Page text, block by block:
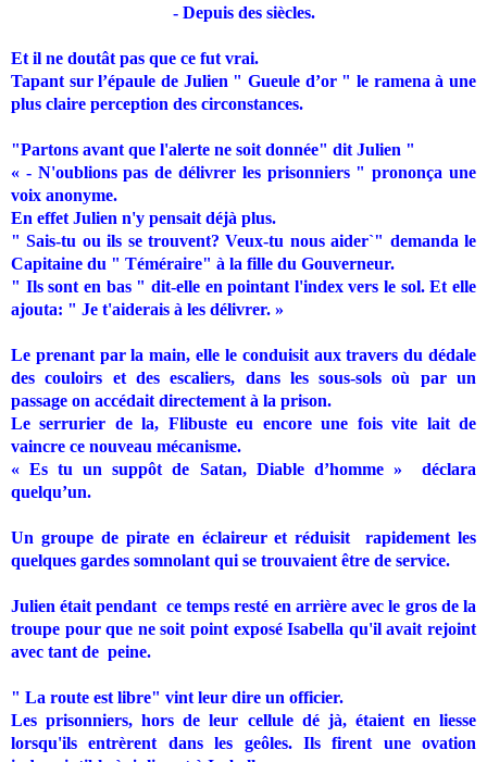
- Depuis des siècles.
Et il ne doutât pas que ce fut vrai.
Tapant sur l’épaule de Julien " Gueule d’or " le ramena à une
plus claire perception des circonstances.
"Partons avant que l'alerte ne soit donnée" dit Julien "
« - N'oublions pas de délivrer les prisonniers " prononça une
voix anonyme.
En effet Julien n'y pensait déjà plus.
" Sais-tu ou ils se trouvent? Veux-tu nous aider`" demanda le
Capitaine du " Téméraire" à la fille du Gouverneur.
" Ils sont en bas " dit-elle en pointant l'index vers le sol. Et elle
ajouta: " Je t'aiderais à les délivrer. »
Le prenant par la main, elle le conduisit aux travers du dédale
des couloirs et des escaliers, dans les sous-sols où par un
passage on accédait directement à la prison.
Le serrurier de la, Flibuste eu encore une fois vite lait de
vaincre ce nouveau mécanisme.
« Es tu un suppôt de Satan, Diable d’homme » déclara
quelqu’un.
Un groupe de pirate en éclaireur et réduisit
rapidement ­les
quelques gardes somnolant qui se trouvaient être de service.
Julien était pendant ce temps resté en arrière avec le gros de la
troupe pour que ne soit point exposé Isabella qu'il avait rejoint
avec tant de peine.
" La route est libre" vint leur dire un officier.
Les prisonniers, hors de leur cellule dé jà, étaient en liesse
lorsqu'ils entrèrent dans les geôles. Ils firent une ovation